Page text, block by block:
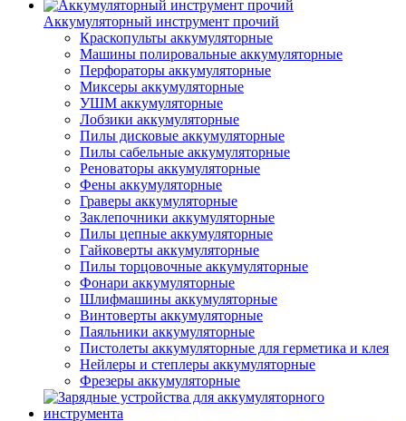
Аккумуляторный инструмент прочий
Краскопульты аккумуляторные
Машины полировальные аккумуляторные
Перфораторы аккумуляторные
Миксеры аккумуляторные
УШМ аккумуляторные
Лобзики аккумуляторные
Пилы дисковые аккумуляторные
Пилы сабельные аккумуляторные
Реноваторы аккумуляторные
Фены аккумуляторные
Граверы аккумуляторные
Заклепочники аккумуляторные
Пилы цепные аккумуляторные
Гайковерты аккумуляторные
Пилы торцовочные аккумуляторные
Фонари аккумуляторные
Шлифмашины аккумуляторные
Винтоверты аккумуляторные
Паяльники аккумуляторные
Пистолеты аккумуляторные для герметика и клея
Нейлеры и степлеры аккумуляторные
Фрезеры аккумуляторные